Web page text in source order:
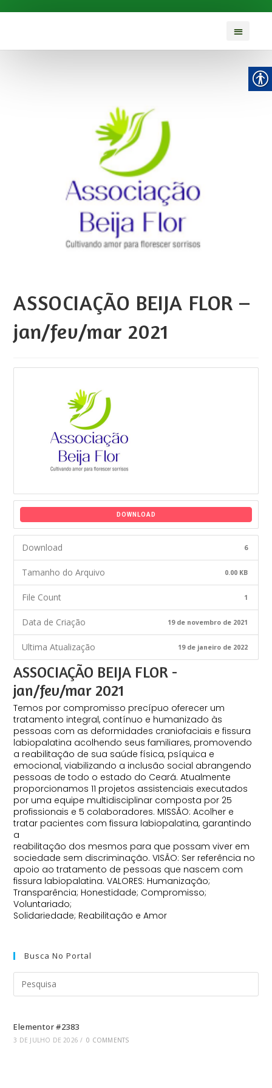
ASSOCIAÇÃO BEIJA FLOR –
jan/fev/mar 2021
DOWNLOAD
Download 6
Tamanho do Arquivo 0.00 KB
File Count 1
Data de Criação 19 de novembro de 2021
Ultima Atualização 19 de janeiro de 2022
ASSOCIAÇÃO BEIJA FLOR -
jan/fev/mar 2021
Temos por compromisso precípuo oferecer um
tratamento integral, contínuo e humanizado às
pessoas com as deformidades craniofaciais e fissura
labiopalatina acolhendo seus familiares, promovendo
a reabilitação de sua saúde física, psíquica e
emocional, viabilizando a inclusão social abrangendo
pessoas de todo o estado do Ceará. Atualmente
proporcionamos 11 projetos assistenciais executados
por uma equipe multidisciplinar composta por 25
profissionais e 5 colaboradores. MISSÃO: Acolher e
tratar pacientes com fissura labiopalatina, garantindo
a
reabilitação dos mesmos para que possam viver em
sociedade sem discriminação. VISÃO: Ser referência no
apoio ao tratamento de pessoas que nascem com
fissura labiopalatina. VALORES: Humanização;
Transparência; Honestidade; Compromisso;
Voluntariado;
Solidariedade; Reabilitação e Amor
Busca No Portal
Elementor #2383
3 DE JULHO DE 2026 / 0 COMMENTS